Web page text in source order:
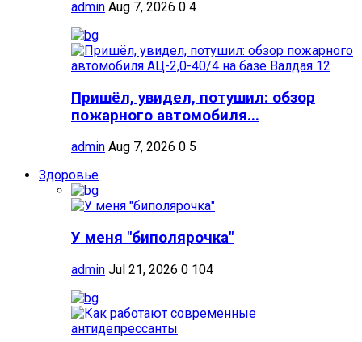
admin Aug 7, 2026 0 4
Пришёл, увидел, потушил: обзор
пожарного автомобиля...
admin Aug 7, 2026 0 5
Здоровье
У меня "биполярочка"
admin Jul 21, 2026 0 104